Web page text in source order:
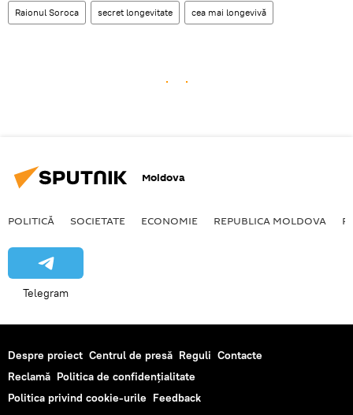
Raionul Soroca secret longevitate cea mai longevivă
Moldova
POLITICĂ SOCIETATE ECONOMIE REPUBLICA MOLDOVA
Telegram
Despre proiect Centrul de presă Reguli Contacte
Reclamă Politica de confidențialitate
Politica privind cookie-urile Feedback